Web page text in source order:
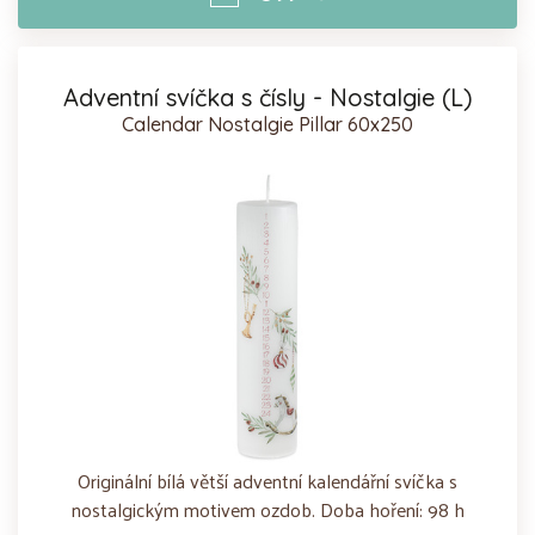
Adventní svíčka s čísly - Nostalgie (L)
Calendar Nostalgie Pillar 60x250
Originální bílá větší adventní kalendářní svíčka s
nostalgickým motivem ozdob. Doba hoření: 98 h